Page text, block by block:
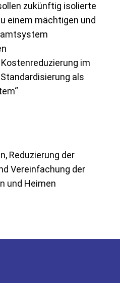
zukünftig isolierte
einem mächtigen und
im
als
Reduzierung der
Vereinfachung der
und Heimen